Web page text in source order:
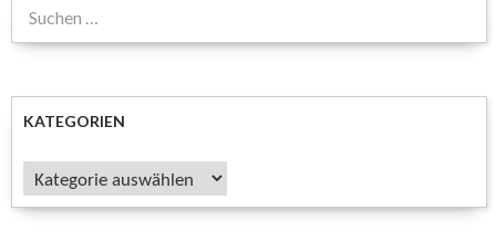
Suchen
KATEGORIEN
Kategorien